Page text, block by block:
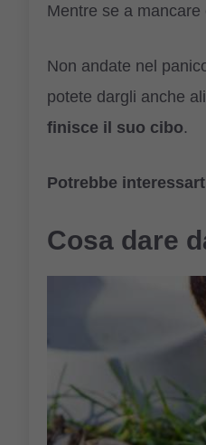
Mentre se a
Non andate nel
potete dargli anche
finisce il suo cibo.
Potrebbe
Cosa dare